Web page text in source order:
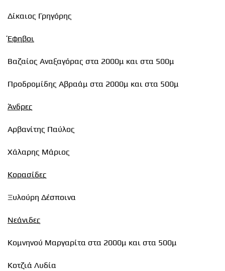
Δίκαιος Γρηγόρης
Έφηβοι
Βαζαίος Αναξαγόρας στα 2000μ και στα 500μ
Προδρομίδης Αβραάμ στα 2000μ και στα 500μ
Άνδρες
Αρβανίτης Παύλος
Χάλαρης Μάριος
Κορασίδες
Ξυλούρη Δέσποινα
Νεάνιδες
Κομνηνού Μαργαρίτα στα 2000μ και στα 500μ
Κοτζιά Λυδία